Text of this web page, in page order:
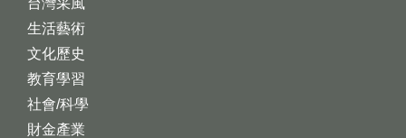
生活藝術
文化歷史
教育學習
社會/科學
財金產業